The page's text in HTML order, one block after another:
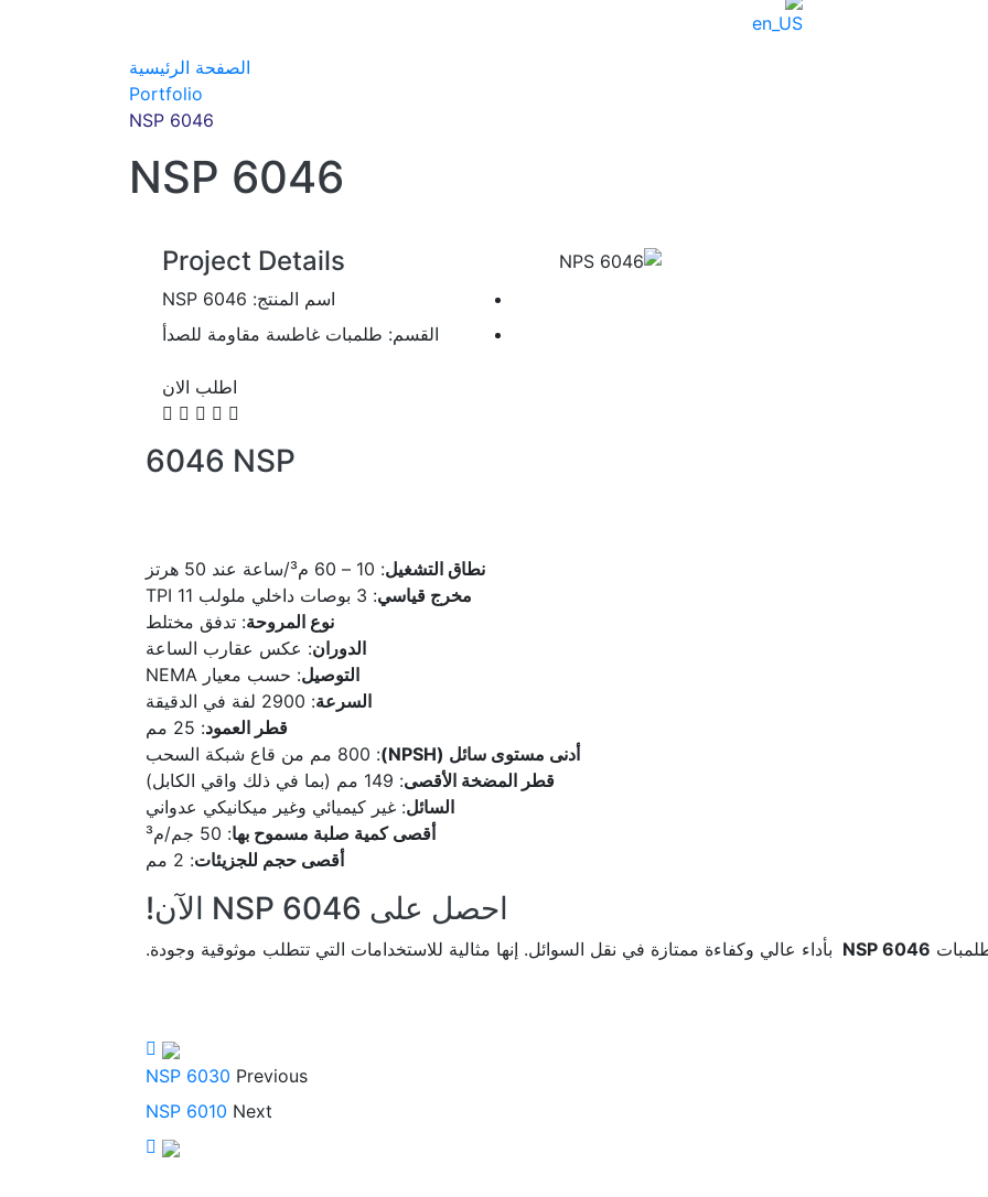
الصفحة الرئيسية
Portfolio
NSP 6046
NSP 6046
Project Details
اسم المنتج: NSP 6046
القسم: طلمبات غاطسة مقاومة للصدأ
اطلب الان
NSP
6046
نطاق التشغيل: 10 – 60 م³/ساعة عند 50 هرتز
مخرج قياسي: 3 بوصات داخلي ملولب 11 TPI
نوع المروحة: تدفق مختلط
الدوران: عكس عقارب الساعة
التوصيل: حسب معيار NEMA
السرعة: 2900 لفة في الدقيقة
قطر العمود: 25 مم
أدنى مستوى سائل (NPSH)
: 800 مم من قاع شبكة السحب
قطر المضخة الأقصى: 149 مم (بما في ذلك واقي الكابل)
السائل: غير كيميائي وغير ميكانيكي عدواني
أقصى كمية صلبة مسموح بها: 50 جم/م³
أقصى حجم للجزيئات: 2 مم
احصل على NSP 6046 الآن!
NSP 6046 بأداء عالي وكفاءة ممتازة في نقل السوائل. إنها مثالية للاستخدامات التي تتطلب موثوقية وجودة.
Previous
NSP 6030
Next
NSP 6010